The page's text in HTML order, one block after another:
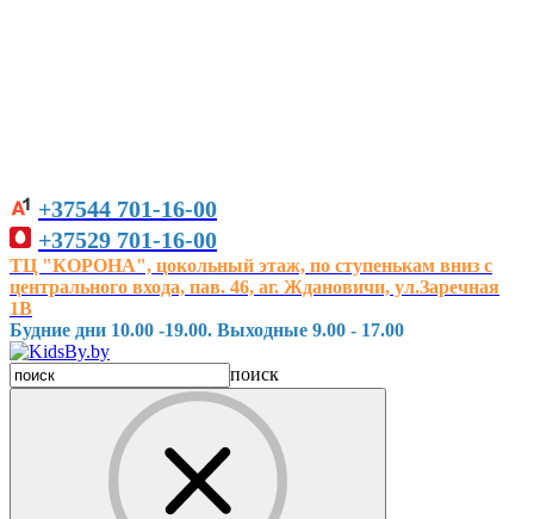
+37544 701-16-00
+37529 701-16-00
ТЦ "КОРОНА", цокольный этаж, по ступенькам вниз с
центрального входа, пав. 46, аг. Ждановичи, ул.Заречная
1В
Будние дни 10.00 -19.00. Выходные 9.00 - 17.00
поиск